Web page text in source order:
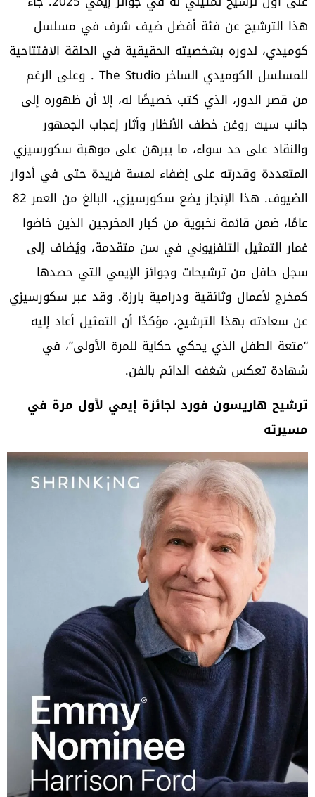
هذا الترشيح عن فئة أفضل ضيف شرف في مسلسل
كوميدي، لدوره بشخصيته الحقيقية في الحلقة الافتتاحية
للمسلسل الكوميدي الساخر The Studio . وعلى الرغم
من قصر الدور، الذي كتب خصيصًا له، إلا أن ظهوره إلى
جانب سيث روغن خطف الأنظار وأثار إعجاب الجمهور
والنقاد على حد سواء، ما يبرهن على موهبة سكورسيزي
المتعددة وقدرته على إضفاء لمسة فريدة حتى في أدوار
الضيوف. هذا الإنجاز يضع سكورسيزي، البالغ من العمر 82
عامًا، ضمن قائمة نخبوية من كبار المخرجين الذين خاضوا
غمار التمثيل التلفزيوني في سن متقدمة، ويُضاف إلى
سجل حافل من ترشيحات وجوائز الإيمي التي حصدها
كمخرج لأعمال وثائقية ودرامية بارزة. وقد عبر سكورسيزي
عن سعادته بهذا الترشيح، مؤكدًا أن التمثيل أعاد إليه
“متعة الطفل الذي يحكي حكاية للمرة الأولى”، في
شهادة تعكس شغفه الدائم بالفن.
ترشيح هاريسون فورد لجائزة إيمي لأول مرة في
مسيرته